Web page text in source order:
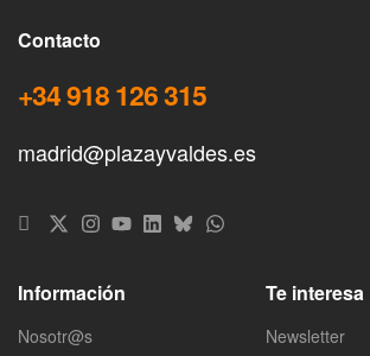
Contacto
+34 918 126 315
madrid@plazayvaldes.es
Información
Nosotr@s
Te interesa
Newsletter